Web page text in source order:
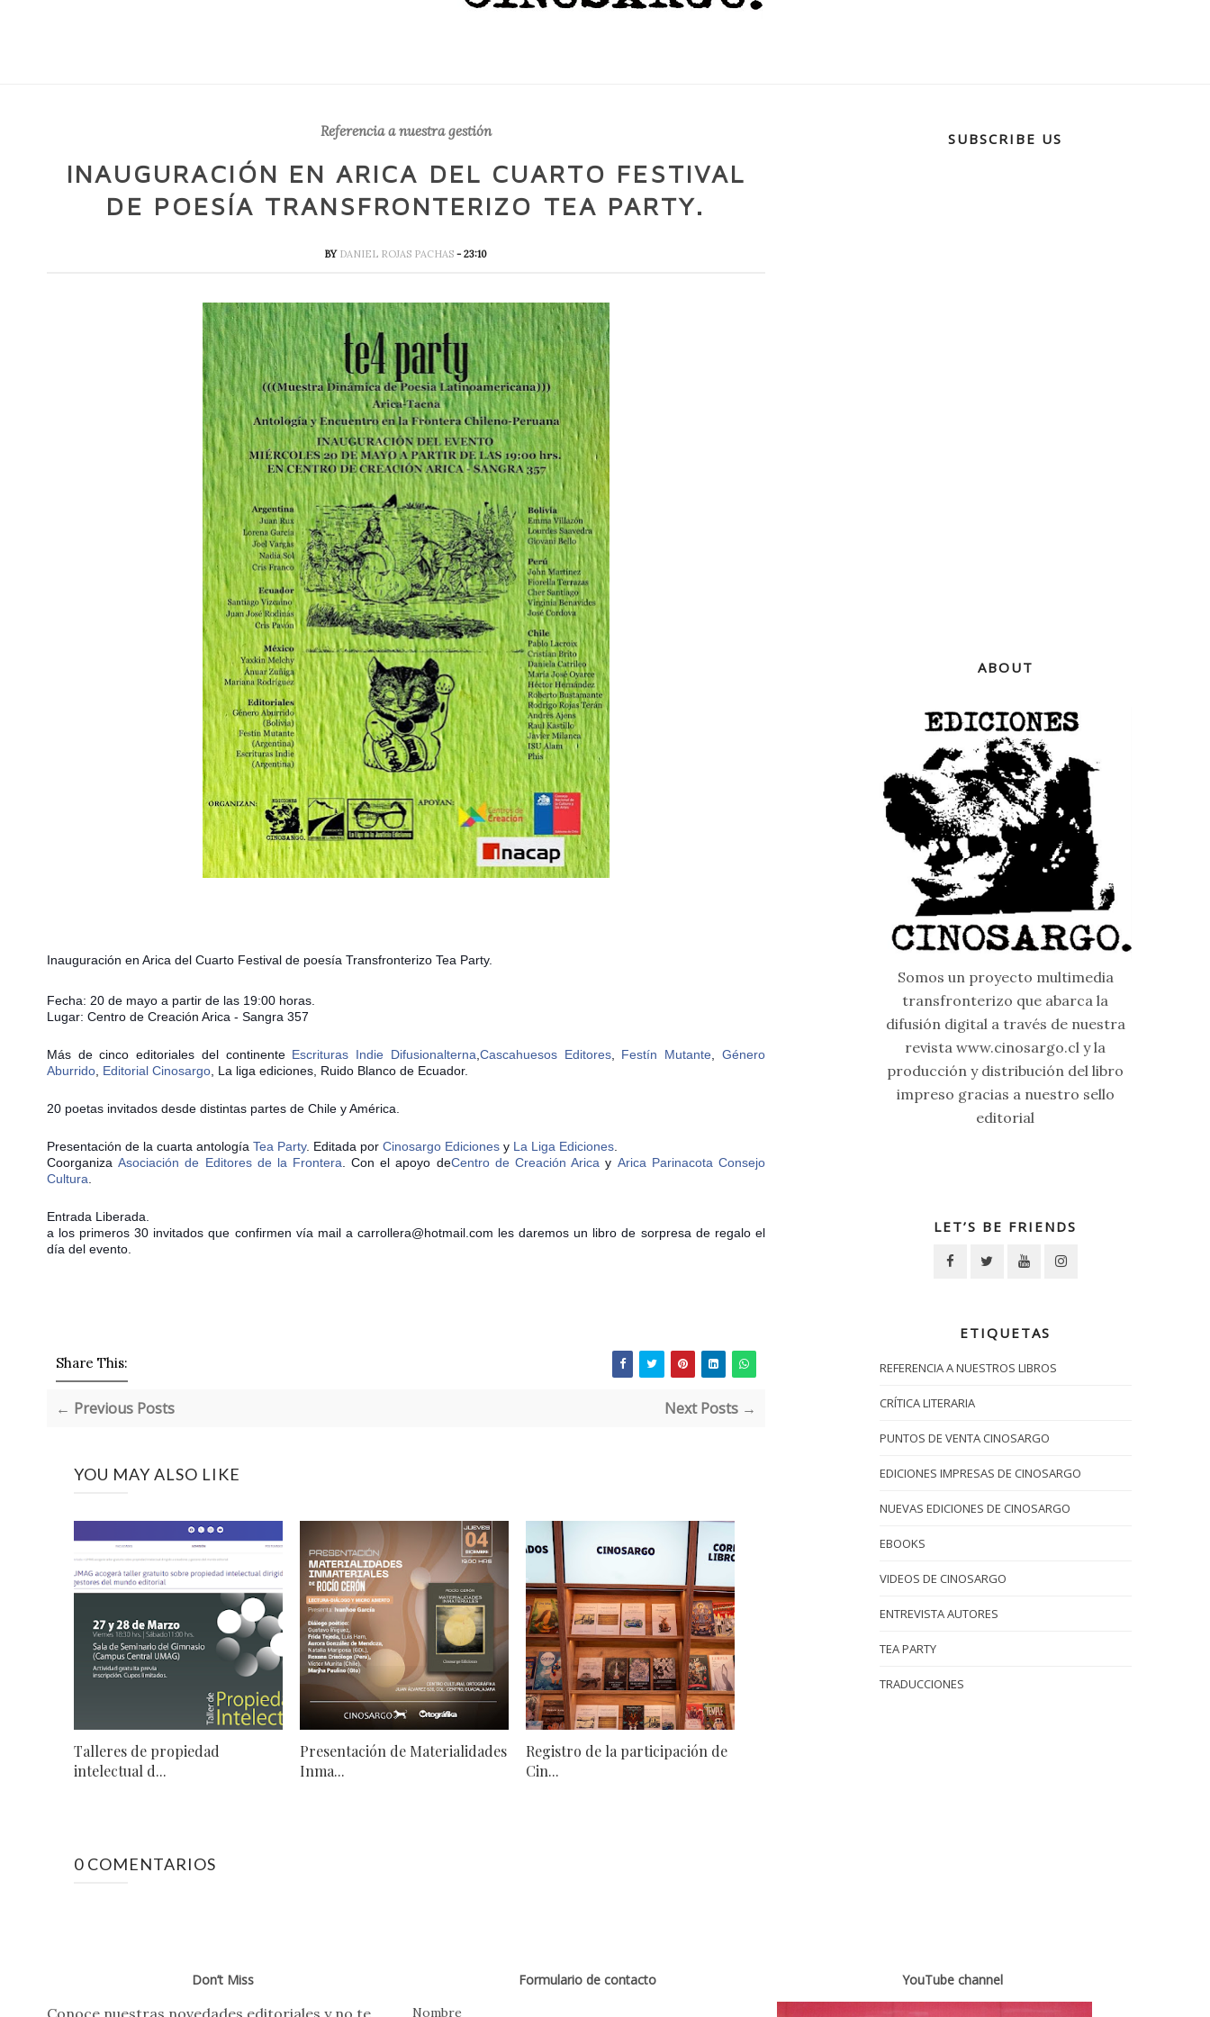
Referencia a nuestra gestión
INAUGURACIÓN EN ARICA DEL CUARTO FESTIVAL
DE POESÍA TRANSFRONTERIZO TEA PARTY.
BY DANIEL ROJAS PACHAS- 23:10
Inauguración en Arica del Cuarto Festival de poesía Transfronterizo Tea Party.
Fecha: 20 de mayo a partir de las 19:00 horas.
Lugar: Centro de Creación Arica - Sangra 357
Más de cinco editoriales del continente Escrituras Indie Difusionalterna Cascahuesos Editores, Festín Mutante
Género
Aburrido Editorial Cinosargo , La liga ediciones, Ruido Blanco de Ecuador.
20 poetas invitados desde distintas partes de Chile y América.
Presentación de la cuarta antología Tea Party. Editada por Cinosargo Ediciones y La Liga Ediciones
CoorganizaAsociación de Editores de la Frontera . Con el apoyo deCentro de Creación Arica y Arica Parinacota Consejo
Cultura
Entrada Liberada.
a los primeros 30 invitados que confirmen vía mail a carrollera@hotmail.com les daremos un libro de sorpresa de regalo el
día del evento.
Share This:
← Previous Posts Next Posts →
YOU MAY ALSO LIKE
Talleres de propiedad
intelectual d...
Presentación de Materialidades
Inma...
Registro de la participación de
Cin...
0 COMENTARIOS
SUBSCRIBE US
ABOUT
Somos un proyecto multimedia
transfronterizo que abarca la
difusión digital a través de nuestra
revista www.cinosargo.cl y la
producción y distribución del libro
impreso gracias a nuestro sello
editorial
LET’S BE FRIENDS
ETIQUETAS
REFERENCIA A NUESTROS LIBROS
CRÍTICA LITERARIA
PUNTOS DE VENTA CINOSARGO
EDICIONES IMPRESAS DE CINOSARGO
NUEVAS EDICIONES DE CINOSARGO
EBOOKS
VIDEOS DE CINOSARGO
ENTREVISTA AUTORES
TEA PARTY
TRADUCCIONES
Don’t Miss
Conoce nuestras novedades editoriales y no te
Formulario de contacto
Nombre
YouTube channel